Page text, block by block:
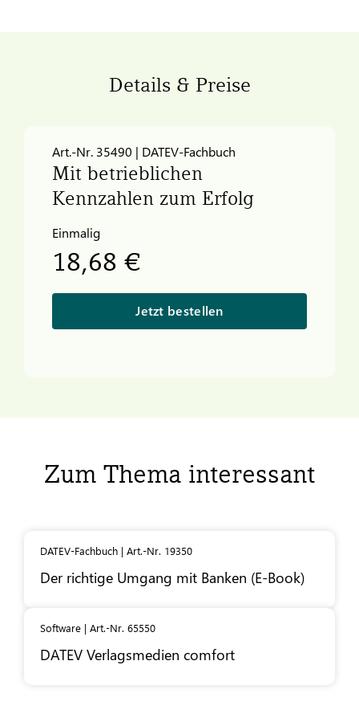
Details & Preise
Art.-Nr. 35490 | DATEV-Fachbuch
Mit betrieblichen
Kennzahlen zum Erfolg
Einmalig
18,68 €
Jetzt bestellen
Zum Thema interessant
DATEV-Fachbuch | Art.-Nr. 19350
Der richtige Umgang mit Banken (E-Book)
Software | Art.-Nr. 65550
DATEV Verlagsmedien comfort